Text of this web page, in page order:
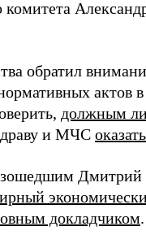
комитета
обратил
актов
должным
и МЧС
Дмитрий
докладчиком.